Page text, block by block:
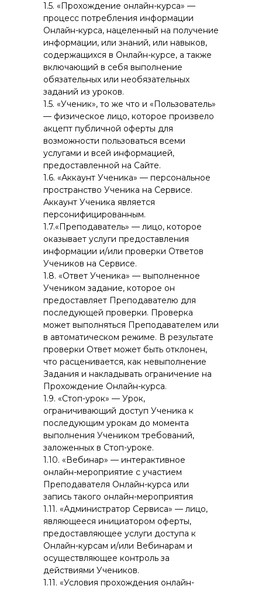
1.5. «Прохождение онлайн-курса» —
процесс потребления информации
Онлайн-курса, нацеленный на получение
информации, или знаний, или навыков,
содержащихся в Онлайн-курсе, а также
включающий в себя выполнение
обязательных или необязательных
заданий из уроков.
1.5. «Ученик», то же что и «Пользователь»
— физическое лицо, которое произвело
акцепт публичной оферты для
возможности пользоваться всеми
услугами и всей информацией,
предоставленной на Сайте.
1.6. «Аккаунт Ученика» — персональное
пространство Ученика на Сервисе.
Аккаунт Ученика является
персонифицированным.
1.7.«Преподаватель» — лицо, которое
оказывает услуги предоставления
информации и/или проверки Ответов
Учеников на Сервисе.
1.8. «Ответ Ученика» — выполненное
Учеником задание, которое он
предоставляет Преподавателю для
последующей проверки. Проверка
может выполняться Преподавателем или
в автоматическом режиме. В результате
проверки Ответ может быть отклонен,
что расценивается, как невыполнение
Задания и накладывать ограничение на
Прохождение Онлайн-курса.
1.9. «Стоп-урок» — Урок,
ограничивающий доступ Ученика к
последующим урокам до момента
выполнения Учеником требований,
заложенных в Стоп-уроке.
1.10. «Вебинар» — интерактивное
онлайн-мероприятие с участием
Преподавателя Онлайн-курса или
запись такого онлайн-мероприятия
1.11. «Администратор Сервиса» — лицо,
являющееся инициатором оферты,
предоставляющее услуги доступа к
Онлайн-курсам и/или Вебинарам и
осуществляющее контроль за
действиями Учеников.
1.11. «Условия прохождения онлайн-